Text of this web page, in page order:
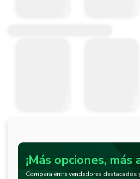
¡Más opciones, más
Compara entre vendedores destacados